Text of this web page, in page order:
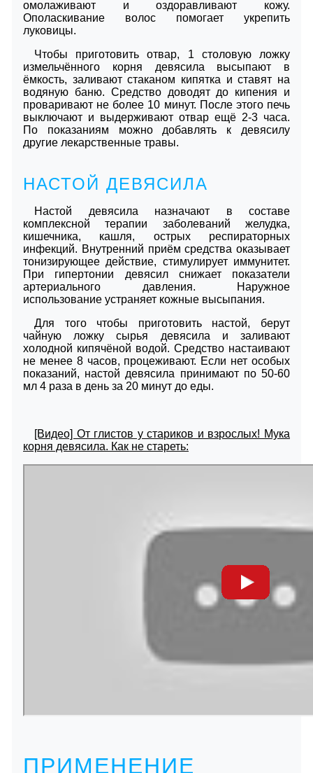
омолаживают и оздоравливают кожу.
Ополаскивание волос помогает укрепить
луковицы.
Чтобы приготовить отвар, 1 столовую ложку
измельчённого корня девясила высыпают в
ёмкость, заливают стаканом кипятка и ставят на
водяную баню. Средство доводят до кипения и
проваривают не более 10 минут. После этого печь
выключают и выдерживают отвар ещё 2-3 часа.
По показаниям можно добавлять к девясилу
другие лекарственные травы.
НАСТОЙ ДЕВЯСИЛА
Настой девясила назначают в составе
комплексной терапии заболеваний желудка,
кишечника, кашля, острых респираторных
инфекций. Внутренний приём средства оказывает
тонизирующее действие, стимулирует иммунитет.
При гипертонии девясил снижает показатели
артериального давления. Наружное
использование устраняет кожные высыпания.
Для того чтобы приготовить настой, берут
чайную ложку сырья девясила и заливают
холодной кипячёной водой. Средство настаивают
не менее 8 часов, процеживают. Если нет особых
показаний, настой девясила принимают по 50-60
мл 4 раза в день за 20 минут до еды.
[Видео] От глистов у стариков и взрослых! Мука
корня девясила. Как не стареть:
ПРИМЕНЕНИЕ